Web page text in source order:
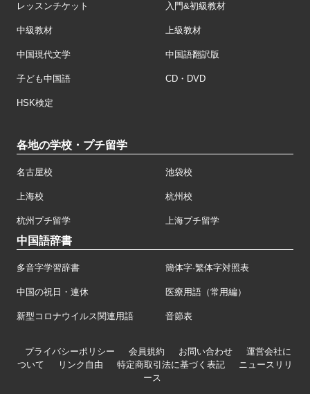
レッスンチケット 入門&初級教材
中級教材 上級教材
中国現代文学 中国語翻訳版
子ども中国語 CD・DVD
HSK検定
各地の学校・プチ留学
名古屋校 池袋校
上海校 杭州校
杭州プチ留学 上海プチ留学
中国語辞書
多音字学習辞書 簡体字·繁体字対照表
中国の祝日・連休 医療用語（常用編）
新型コロナウイルス関連用語 音節表
プライバシーポリシー 会員規約 お問い合わせ
運営会社に
ついて
リンク自由 特定商取引法に基づく表記
ニュースリリ
ース